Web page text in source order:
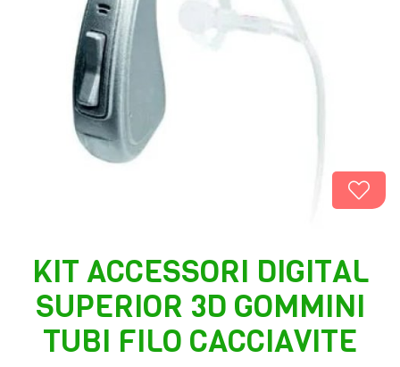
KIT ACCESSORI DIGITAL
SUPERIOR 3D GOMMINI
TUBI FILO CACCIAVITE